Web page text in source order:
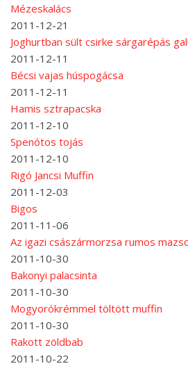
Mézeskalács
2011-12-21
Joghurtban sült csirke sárgarépás
2011-12-11
Bécsi vajas húspogácsa
2011-12-11
Hamis sztrapacska
2011-12-10
Spenótos tojás
2011-12-10
Rigó Jancsi Muffin
2011-12-03
Bigos
2011-11-06
Az igazi császármorzsa rumos
2011-10-30
Bakonyi palacsinta
2011-10-30
Mogyorókrémmel töltött muffin
2011-10-30
Rakott zöldbab
2011-10-22